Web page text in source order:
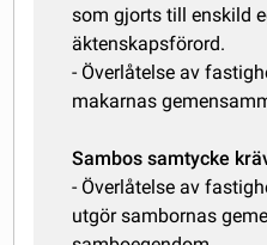
som gjorts till enskild
äktenskapsförord.
- Överlåtelse av
makarnas
Sambos samtycke
- Överlåtelse av
utgör sambornas